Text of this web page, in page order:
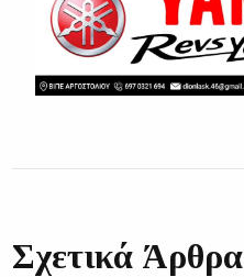
Σχετικά Άρθρα